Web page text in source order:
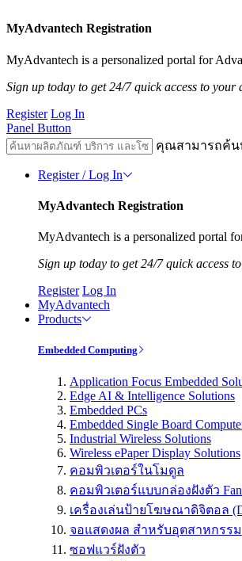
MyAdvantech Registration
MyAdvantech is a personalized portal for
Sign up today to get 24/7 quick access to
Register Log In
Panel Button
คุณสามารถค้น
Register / Log In
MyAdvantech Registration
MyAdvantech is a personalized portal
Sign up today to get 24/7 quick access
Register Log In
MyAdvantech
Products
Embedded Computing
Application Focus Embedded
Edge AI & Intelligence Solutions
Embedded PCs
Embedded Single Board
Industrial Wireless Solutions
Wireless ePaper Display Solutions
คอมพิวเตอร์ในโมดูล
คอมพิวเตอร์แบบกล่องฝังตัว
เครื่องเล่นป้ายโฆษณาดิจิตอล
จอแสดงผล สำหรับอุตสาหกรรม
ซอฟแวร์ฝังตัว